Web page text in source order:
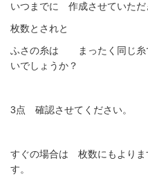
いつまでに 作成させていただ
枚数とされと
ふさの糸は まったく同じ糸
いでしょうか？
3点 確認させてください。
すぐの場合は 枚数にもよりま
す。